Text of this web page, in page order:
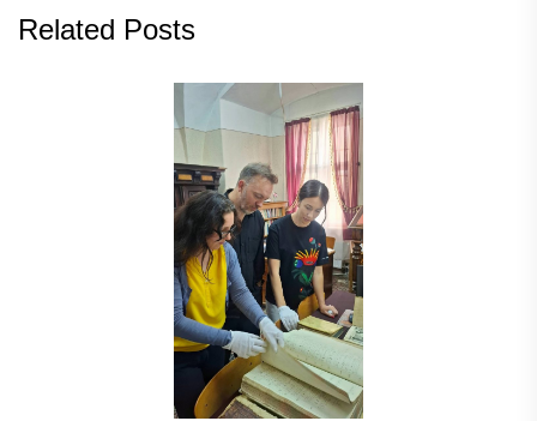
Related Posts